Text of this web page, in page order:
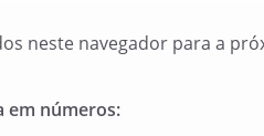
neste navegador para a
em números: